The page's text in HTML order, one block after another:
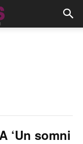
‘Un somni